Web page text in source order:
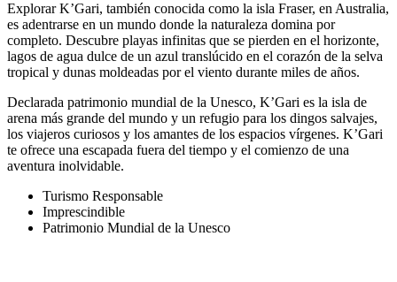
Explorar K’Gari, también conocida como la isla Fraser, en Australia,
es adentrarse en un mundo donde la naturaleza domina por
completo. Descubre playas infinitas que se pierden en el horizonte,
lagos de agua dulce de un azul translúcido en el corazón de la selva
tropical y dunas moldeadas por el viento durante miles de años.
Declarada patrimonio mundial de la Unesco, K’Gari es la isla de
arena más grande del mundo y un refugio para los dingos salvajes,
los viajeros curiosos y los amantes de los espacios vírgenes. K’Gari
te ofrece una escapada fuera del tiempo y el comienzo de una
aventura inolvidable.
Turismo Responsable
Imprescindible
Patrimonio Mundial de la Unesco